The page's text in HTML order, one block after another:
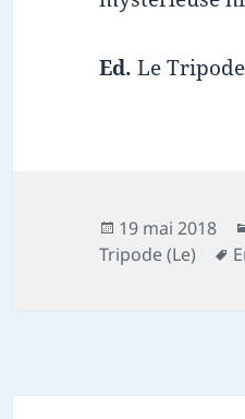
Ed. Le Tripode
Publié
le
19 mai 2018
Tripode (Le)